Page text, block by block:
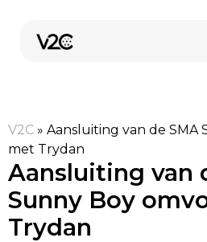
Vind uw installateur
V2C » Aansluiting van de SMA
met Trydan
Aansluiting van
Sunny Boy
Trydan